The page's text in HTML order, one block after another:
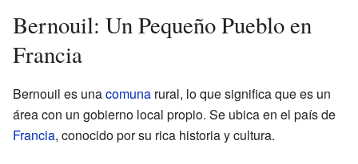
Bernouil: Un Pequeño Pueblo en
Francia
Bernouil es unacomuna rural, lo que significa que es un
área con un gobierno local propio. Se ubica en el país de
Francia, conocido por su rica historia y cultura.